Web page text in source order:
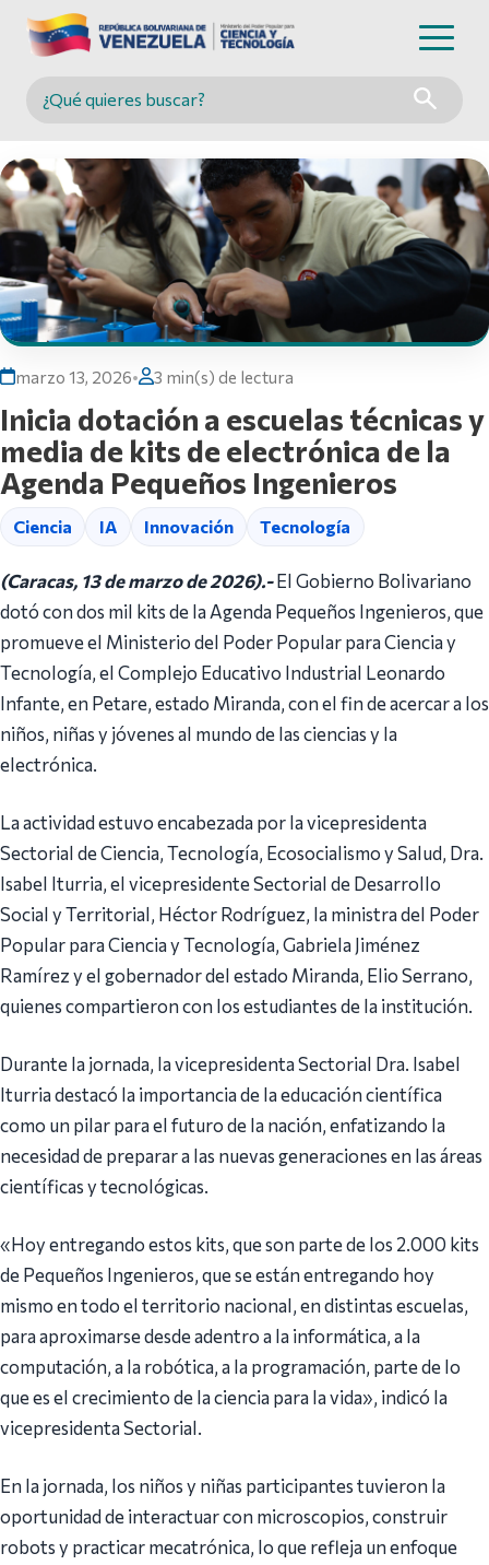
Buscar en MINCYT
marzo 13, 2026• 3 min(s) de lectura
Inicia dotación a escuelas técnicas y
media de kits de electrónica de la
Agenda Pequeños Ingenieros
Ciencia IA Innovación Tecnología
(Caracas, 13 de marzo de 2026).-El Gobierno Bolivariano
dotó con dos mil kits de la Agenda Pequeños Ingenieros, que
promueve el Ministerio del Poder Popular para Ciencia y
Tecnología, el Complejo Educativo Industrial Leonardo
Infante, en Petare, estado Miranda, con el fin de acercar a los
niños, niñas y jóvenes al mundo de las ciencias y la
electrónica.
La actividad estuvo encabezada por la vicepresidenta
Sectorial de Ciencia, Tecnología, Ecosocialismo y Salud, Dra.
Isabel Iturria, el vicepresidente Sectorial de Desarrollo
Social y Territorial, Héctor Rodríguez, la ministra del Poder
Popular para Ciencia y Tecnología, Gabriela Jiménez
Ramírez y el gobernador del estado Miranda, Elio Serrano,
quienes compartieron con los estudiantes de la institución.
Durante la jornada, la vicepresidenta Sectorial Dra. Isabel
Iturria destacó la importancia de la educación científica
como un pilar para el futuro de la nación, enfatizando la
necesidad de preparar a las nuevas generaciones en las áreas
científicas y tecnológicas.
«Hoy entregando estos kits, que son parte de los 2.000 kits
de Pequeños Ingenieros, que se están entregando hoy
mismo en todo el territorio nacional, en distintas escuelas,
para aproximarse desde adentro a la informática, a la
computación, a la robótica, a la programación, parte de lo
que es el crecimiento de la ciencia para la vida», indicó la
vicepresidenta Sectorial.
En la jornada, los niños y niñas participantes tuvieron la
oportunidad de interactuar con microscopios, construir
robots y practicar mecatrónica, lo que refleja un enfoque